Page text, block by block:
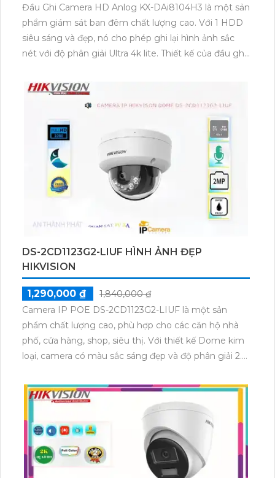
Đầu Ghi Camera HD Anlog KX-DAi8104H3 là một sản
phẩm giám sát ban đêm chất lượng cao. Với 1 HDD
siêu sáng và đẹp, nó cho phép ghi lại hình ảnh sắc
nét với độ phân giải Ultra 4k lite. Thiết kế của đầu ghi
TVI, BCS HD, giúp hệ thống ổn định hơn và phù hợp
với các chức năng ưu việt. Công nghệ AI giúp nhận
diện và phân loại đối tượng một cách chính xác. Hệ
thống nén dữ liệu H.265+/H.265/H.264+/H.264 giúp
giảm dung lượng lưu trữ mà vẫn đảm bảo chất lượng
hình ảnh. Với giá rẻ, sản phẩm này là một sự lựa chọn
tuyệt vời cho việc giám sát các công trình nhỏ.
DS-2CD1123G2-LIUF HÌNH ẢNH ĐẸP
HIKVISION
1,290,000 ₫
1,840,000 ₫
Camera IP POE DS-2CD1123G2-LIUF là một sản
phẩm chất lượng cao, phù hợp cho các căn hộ nhà
phố, cửa hàng, shop, siêu thị. Với thiết kế Dome kim
loại, camera có màu sắc sáng đẹp và độ phân giải 2.0
Sản phẩm được tích hợp trên kỹ thuật IP POE, giúp
việc kết nối trở nên dễ dàng và tiện lợi. Camera cũng
được trang bị khả năng thu âm tốt nhất, cho phép
người dùng có thể nghe rõ tiếng và ghi âm trong
quá trình giám sát.
Với hồng ngoại 30m, camera cung cấp khả năng